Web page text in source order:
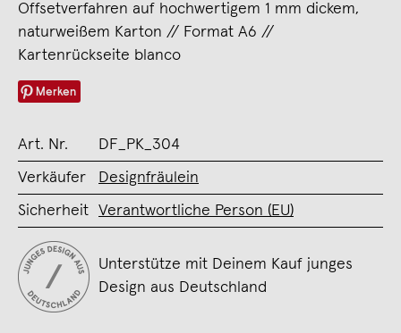
Offsetverfahren auf hochwertigem 1 mm dickem,
naturweißem Karton // Format A6 //
Kartenrückseite blanco
Merken
Art. Nr. DF_PK_304
Verkäufer Designfräulein
Sicherheit Verantwortliche Person (EU)
Unterstütze mit Deinem Kauf junges
Design aus Deutschland